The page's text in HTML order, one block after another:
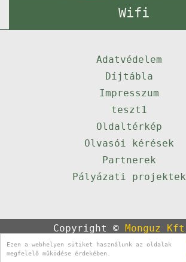
Ezen a webhelyen sütiket használunk az oldalak
megfelelő működése érdekében.
Wifi
Adatvédelem
Díjtábla
Impresszum
teszt1
Oldaltérkép
Olvasói kérések
Partnerek
Pályázati projektek
Copyright © Monguz Kft
Powered byQulto